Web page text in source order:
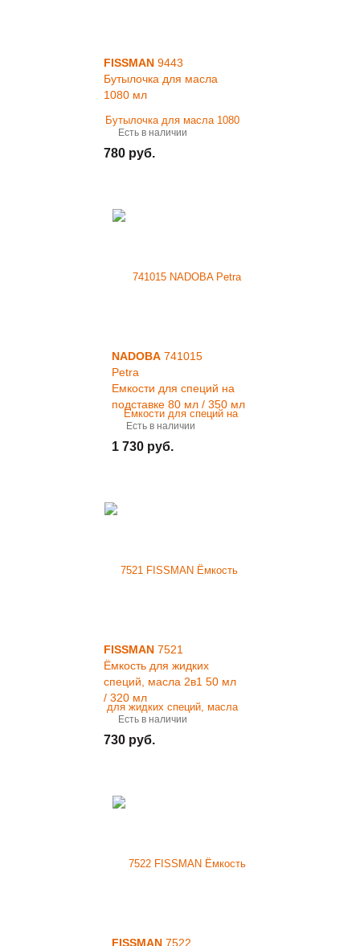
FISSMAN 9443
Бутылочка для масла
1080 мл
Есть в наличии
780 руб.
NADOBA 741015
Petra
Емкости для специй на
подставке 80 мл / 350 мл
/ 5 пр.
Есть в наличии
1 730 руб.
FISSMAN 7521
Ёмкость для жидких
специй, масла 2в1 50 мл
/ 320 мл
Есть в наличии
730 руб.
FISSMAN 7522